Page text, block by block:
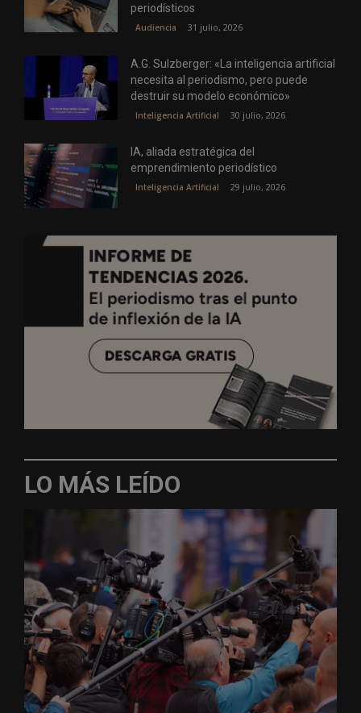
periodísticos
Audiencia 31 julio, 2026
A.G. Sulzberger: «La inteligencia artificial
necesita al periodismo, pero puede
destruir su modelo económico»
Inteligencia Artificial 30 julio, 2026
IA, aliada estratégica del
emprendimiento periodístico
Inteligencia Artificial 29 julio, 2026
LO MÁS LEÍDO